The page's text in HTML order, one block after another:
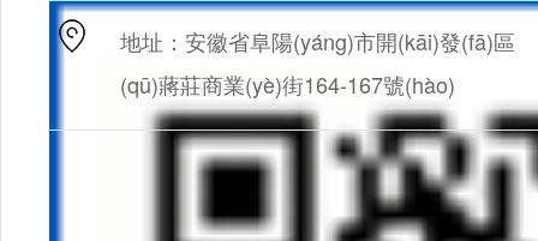
地址：安徽省阜陽(yáng)市開(kāi)發(fā)區
(qū)蔣莊商業(yè)街164-167號(hào)